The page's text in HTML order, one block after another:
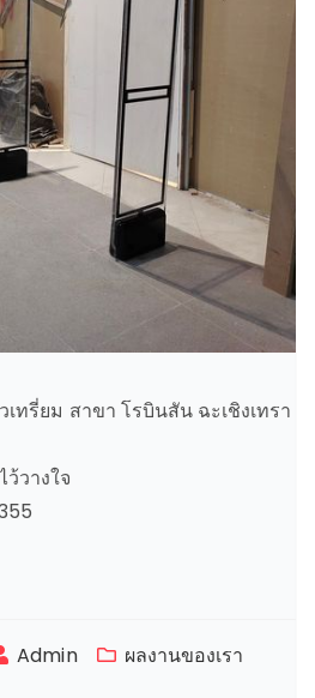
ทรี่ยม สาขา โรบินสัน ฉะเชิงเทรา
วางใจ
Admin
ผลงานของเรา